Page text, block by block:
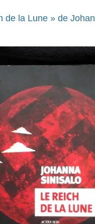
de la Lune » de